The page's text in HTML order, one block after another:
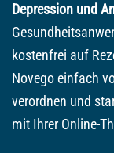
Depression und
kostenfrei auf
Novego einfach
verordnen und
mit Ihrer Online-